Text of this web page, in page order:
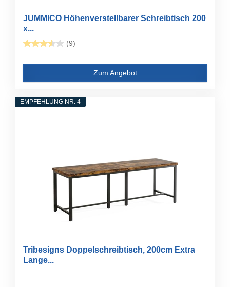
JUMMICO Höhenverstellbarer Schreibtisch 200
x...
(9)
Zum Angebot
EMPFEHLUNG NR. 4
Tribesigns Doppelschreibtisch, 200cm Extra
Lange...